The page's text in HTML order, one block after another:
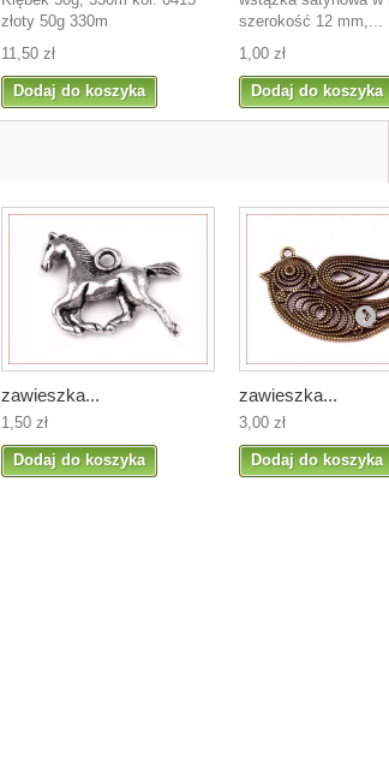
złoty 50g 330m
11,50 zł
Dodaj do koszyka
szerokość 12 mm,...
1,00 zł
Dodaj do koszyka
zawieszka...
1,50 zł
Dodaj do koszyka
zawieszka...
3,00 zł
Dodaj do koszyka